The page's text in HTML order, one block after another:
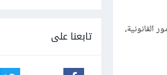
تابعنا على